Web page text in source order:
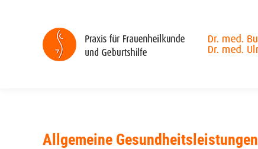
Allgemeine Gesundheitsleistungen